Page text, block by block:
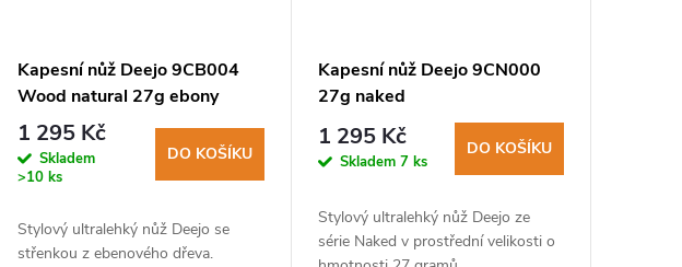
Kapesní nůž Deejo 9CB004
Wood natural 27g ebony
wood
1 295 Kč
Skladem
>10 ks
DO KOŠÍKU
Stylový ultralehký nůž Deejo se
střenkou z ebenového dřeva.
Kapesní nůž Deejo 9CN000
27g naked
1 295 Kč
Skladem 7 ks
DO KOŠÍKU
Stylový ultralehký nůž Deejo ze
série Naked v prostřední velikosti o